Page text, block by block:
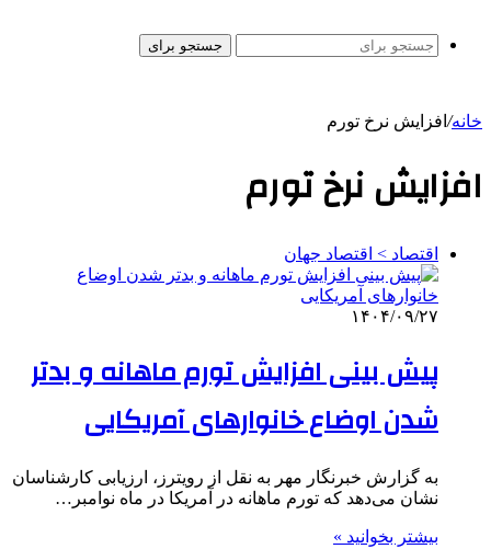
جستجو برای
خانه/ افزایش نرخ تورم
افزایش نرخ تورم
اقتصاد > اقتصاد جهان
۱۴۰۴/۰۹/۲۷
پیش بینی افزایش تورم ماهانه و بدتر
شدن اوضاع خانوارهای آمریکایی
به گزارش خبرنگار مهر به نقل از رویترز، ارزیابی کارشناسان
نشان می‌دهد که تورم ماهانه در آمریکا در ماه نوامبر…
بیشتر بخوانید »